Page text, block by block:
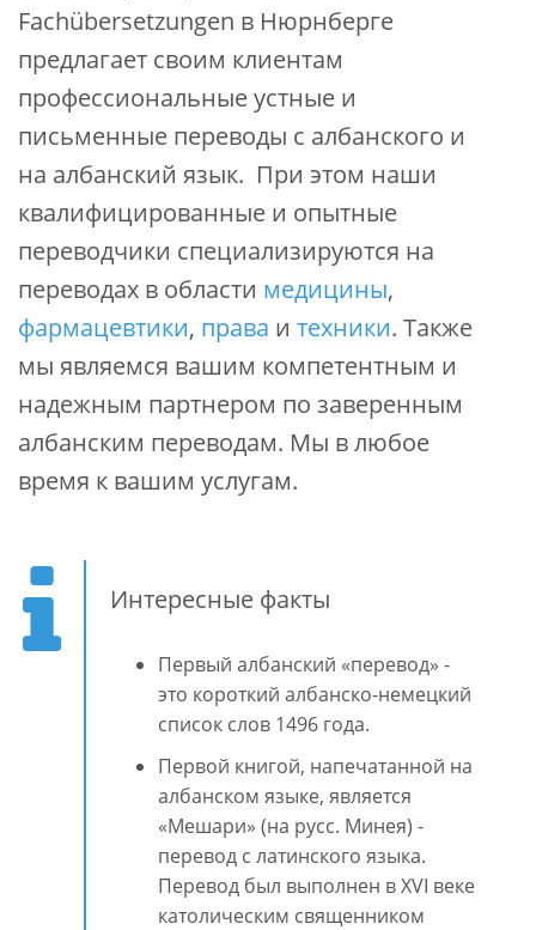
Fachübersetzungen в Нюрнберге
предлагает своим клиентам
профессиональные устные и
письменные переводы c албанского и
на албанский язык. При этом наши
квалифицированные и опытные
переводчики специализируются на
переводах в области медицины,
фармацевтики, права и техники. Также
мы являемся вашим компетентным и
надежным партнером по заверенным
албанским переводам. Мы в любое
время к вашим услугам.
Интересные факты
Первый албанский «перевод» -
это короткий албанско-немецкий
список слов 1496 года.
Первой книгой, напечатанной на
албанском языке, является
«Мешари» (на русс. Минея) -
перевод с латинского языка.
Перевод был выполнен в XVI веке
католическим священником